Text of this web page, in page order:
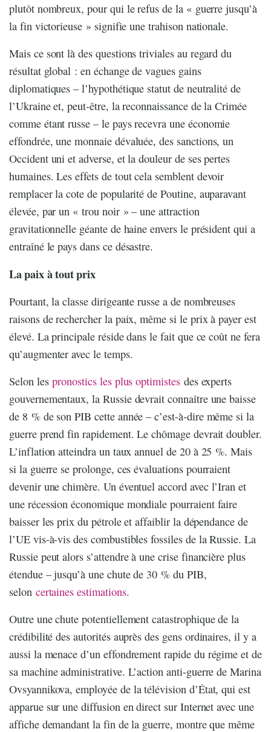
plutôt nombreux, pour qui le refus de la « guerre jusqu’à
la fin victorieuse » signifie une trahison nationale.
Mais ce sont là des questions triviales au regard du
résultat global : en échange de vagues gains
diplomatiques – l’hypothétique statut de neutralité de
l’Ukraine et, peut-être, la reconnaissance de la Crimée
comme étant russe – le pays recevra une économie
effondrée, une monnaie dévaluée, des sanctions, un
Occident uni et adverse, et la douleur de ses pertes
humaines. Les effets de tout cela semblent devoir
remplacer la cote de popularité de Poutine, auparavant
élevée, par un « trou noir » – une attraction
gravitationnelle géante de haine envers le président qui a
entraîné le pays dans ce désastre.
La paix à tout prix
Pourtant, la classe dirigeante russe a de nombreuses
raisons de rechercher la paix, même si le prix à payer est
élevé. La principale réside dans le fait que ce coût ne fera
qu’augmenter avec le temps.
Selon lespronostics les plus optimistesdes experts
gouvernementaux, la Russie devrait connaître une baisse
de 8 % de son PIB cette année – c’est-à-dire même si la
guerre prend fin rapidement. Le chômage devrait doubler.
L’inflation atteindra un taux annuel de 20 à 25 %. Mais
si la guerre se prolonge, ces évaluations pourraient
devenir une chimère. Un éventuel accord avec l’Iran et
une récession économique mondiale pourraient faire
baisser les prix du pétrole et affaiblir la dépendance de
l’UE vis-à-vis des combustibles fossiles de la Russie. La
Russie peut alors s’attendre à une crise financière plus
étendue – jusqu’à une chute de 30 % du PIB,
selon certaines estimations.
Outre une chute potentiellement catastrophique de la
crédibilité des autorités auprès des gens ordinaires, il y a
aussi la menace d’un effondrement rapide du régime et de
sa machine administrative. L’action anti-guerre de Marina
Ovsyannikova, employée de la télévision d’État, qui est
apparue sur une diffusion en direct sur Internet avec une
affiche demandant la fin de la guerre, montre que même